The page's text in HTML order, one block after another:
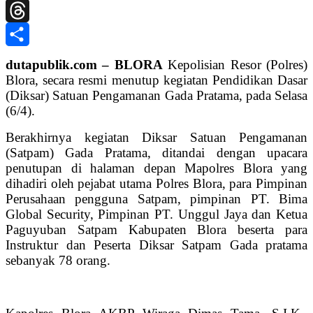
Telegram
Threads
Share
dutapublik.com – BLORA Kepolisian Resor (Polres)
Blora, secara resmi menutup kegiatan Pendidikan Dasar
(Diksar) Satuan Pengamanan Gada Pratama, pada Selasa
(6/4).
Berakhirnya kegiatan Diksar Satuan Pengamanan
(Satpam) Gada Pratama, ditandai dengan upacara
penutupan di halaman depan Mapolres Blora yang
dihadiri oleh pejabat utama Polres Blora, para Pimpinan
Perusahaan pengguna Satpam, pimpinan PT. Bima
Global Security, Pimpinan PT. Unggul Jaya dan Ketua
Paguyuban Satpam Kabupaten Blora beserta para
Instruktur dan Peserta Diksar Satpam Gada pratama
sebanyak 78 orang.